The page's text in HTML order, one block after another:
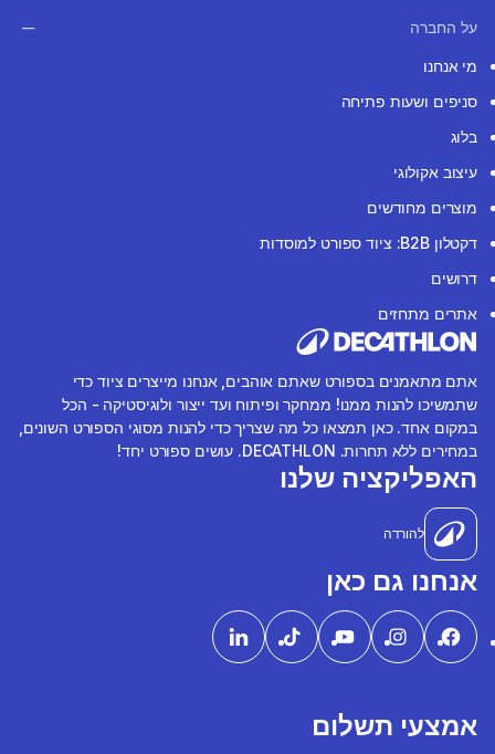
על החברה
מי אנחנו
סניפים ושעות פתיחה
בלוג
עיצוב אקולוגי
מוצרים מחודשים
דקטלון B2B: ציוד ספורט למוסדות
דרושים
אתרים מתחזים
אתם מתאמנים בספורט שאתם אוהבים, אנחנו מייצרים ציוד כדי
שתמשיכו להנות ממנו! ממחקר ופיתוח ועד ייצור ולוגיסטיקה - הכל
במקום אחד. כאן תמצאו כל מה שצריך כדי להנות מסוגי הספורט השונים,
במחירים ללא תחרות. DECATHLON. עושים ספורט יחד!
האפליקציה שלנו
להורדה
אנחנו גם כאן
אמצעי תשלום